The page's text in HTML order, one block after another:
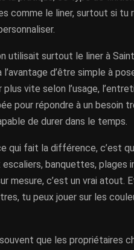
comme le liner, surtout si tu
utilisait surtout le liner à
d’être simple à
vite selon l’usage,
pour répondre à un besoin
de durer dans le temps.
qui fait la différence, c’est
banquettes, plages
mesure, c’est un vrai atout.
tu peux jouer sur les
que les propriétaires